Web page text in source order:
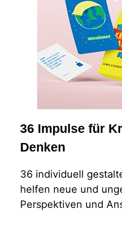
36 Impulse für
Denken
36 individuell
helfen neue und
Perspektiven und